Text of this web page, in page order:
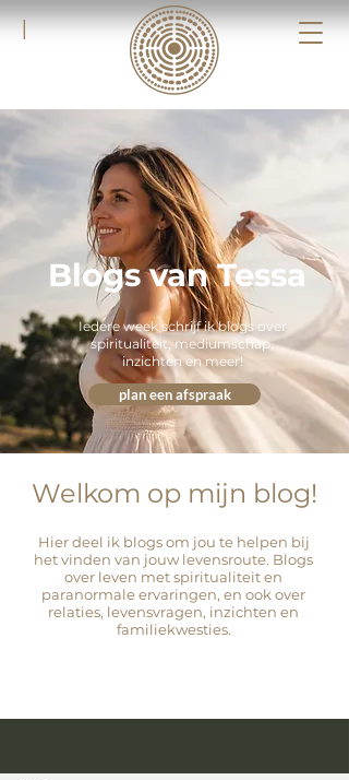
|
Blogs van Tessa
Iedere week schrijf ik blogs over
spiritualiteit, mediumschap,
inzichten en meer!
plan een afspraak
Welkom op mijn blog!
Hier deel ik blogs om jou te helpen bij
het vinden van jouw levensroute. Blogs
over leven met spiritualiteit en
paranormale ervaringen, en ook over
relaties, levensvragen, inzichten en
familiekwesties.